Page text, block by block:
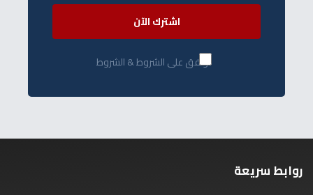
اشترك الآن
أوافق على الشروط & الشروط
روابط سريعة